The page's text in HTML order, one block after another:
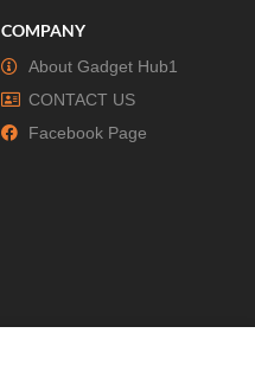
COMPANY
About Gadget Hub1
CONTACT US
Facebook Page